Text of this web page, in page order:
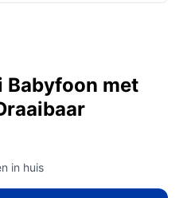
Babyfoon met
in huis